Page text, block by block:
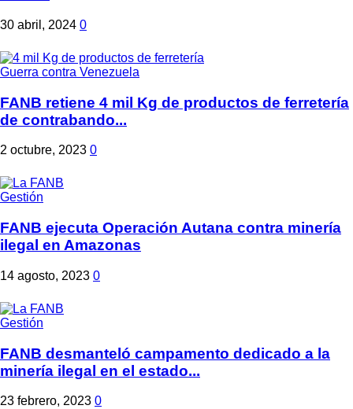
30 abril, 2024 0
Guerra contra Venezuela
FANB retiene 4 mil Kg de productos de ferretería
de contrabando...
2 octubre, 2023 0
Gestión
FANB ejecuta Operación Autana contra minería
ilegal en Amazonas
14 agosto, 2023 0
Gestión
FANB desmanteló campamento dedicado a la
minería ilegal en el estado...
23 febrero, 2023 0